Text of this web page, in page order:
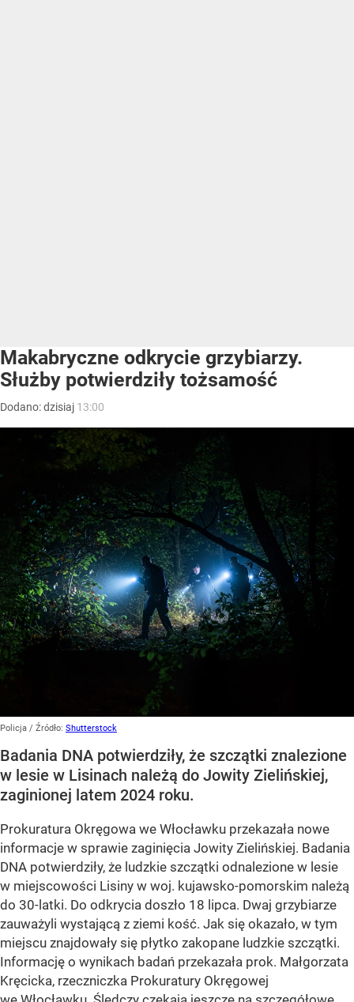
Makabryczne odkrycie grzybiarzy.
Służby potwierdziły tożsamość
Dodano:dzisiaj 13:00
Policja / Źródło: Shutterstock
Badania DNA potwierdziły, że szczątki znalezione
w lesie w Lisinach należą do Jowity Zielińskiej,
zaginionej latem 2024 roku.
Prokuratura Okręgowa we Włocławku przekazała nowe
informacje w sprawie zaginięcia Jowity Zielińskiej. Badania
DNA potwierdziły, że ludzkie szczątki odnalezione w lesie
w miejscowości Lisiny w woj. kujawsko-pomorskim należą
do 30-latki. Do odkrycia doszło 18 lipca. Dwaj grzybiarze
zauważyli wystającą z ziemi kość. Jak się okazało, w tym
miejscu znajdowały się płytko zakopane ludzkie szczątki.
Informację o wynikach badań przekazała prok. Małgorzata
Kręcicka, rzeczniczka Prokuratury Okręgowej